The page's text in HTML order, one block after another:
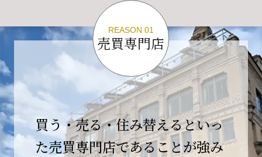
2026年5月7日(木)以降、順次対応させて頂きま
ご不便をおかけいたしますが、何卒ご理解の程
よろしくお願いいたします。
2026-04-17
【臨時休業のお知らせ】
平素より格別のご愛顧を賜り、誠にありがとう
ございます。
REASON 01
売買専門店
買う・売る・住み替えるといっ
た売買専門店であることが強み